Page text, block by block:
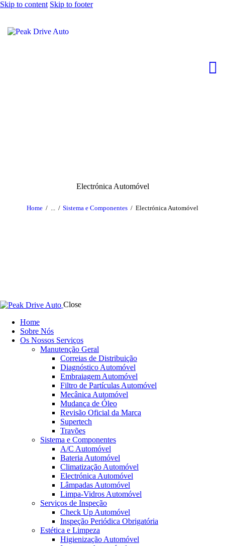
Skip to content Skip to footer
Electrónica Automóvel
Home Sistema e Componentes Electrónica Automóvel
Close
Home
Sobre Nós
Os Nossos Serviços
Manutenção Geral
Correias de Distribuição
Diagnóstico Automóvel
Embraiagem Automóvel
Filtro de Partículas Automóvel
Mecânica Automóvel
Mudança de Óleo
Revisão Oficial da Marca
Supertech
Travões
Sistema e Componentes
A/C Automóvel
Bateria Automóvel
Climatização Automóvel
Electrónica Automóvel
Lâmpadas Automóvel
Limpa-Vidros Automóvel
Serviços de Inspeção
Check Up Automóvel
Inspeção Periódica Obrigatória
Estética e Limpeza
Higienização Automóvel